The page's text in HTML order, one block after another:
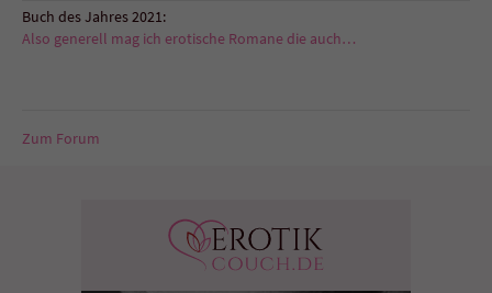
Buch des Jahres 2021:
Also generell mag ich erotische Romane die auch…
Zum Forum